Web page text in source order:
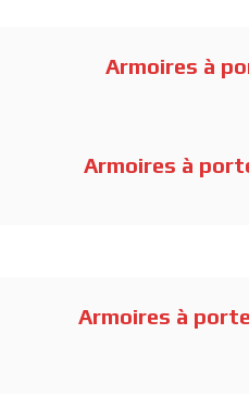
Armoires à
Armoires à
Armoires à